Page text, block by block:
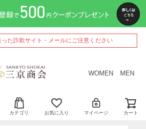
た詐欺サイト・メールにご注意ください
WOMEN MEN
カテゴリ お気に入り マイページ カート
ペー
ジト
ップ
へ